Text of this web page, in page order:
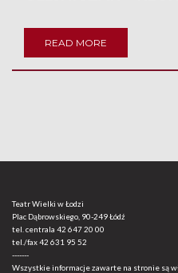
READ MORE
Teatr Wielki w Łodzi
Plac Dąbrowskiego, 90-249 Łódź
tel. centrala 42 647 20 00
tel./fax42 631 95 52
-------
Wszystkie informacje zawarte na stronie są